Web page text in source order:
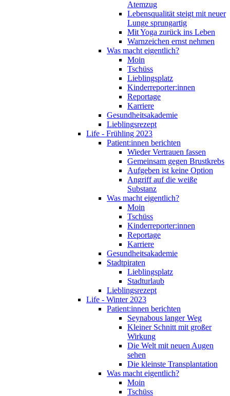
Atemzug
Lebensqualität steigt mit neuer
Lunge sprungartig
Mit Yoga zurück ins Leben
Warnzeichen ernst nehmen
Was macht eigentlich?
Moin
Tschüss
Lieblingsplatz
Kinderreporter:innen
Reportage
Karriere
Gesundheitsakademie
Lieblingsrezept
Life - Frühling 2023
Patient:innen berichten
Wieder Vertrauen fassen
Gemeinsam gegen Brustkrebs
Aufgeben ist keine Option
Angriff auf die weiße
Substanz
Was macht eigentlich?
Moin
Tschüss
Kinderreporter:innen
Reportage
Karriere
Gesundheitsakademie
Stadtpiraten
Lieblingsplatz
Stadturlaub
Lieblingsrezept
Life - Winter 2023
Patient:innen berichten
Seynabous langer Weg
Kleiner Schnitt mit großer
Wirkung
Die Welt mit neuen Augen
sehen
Die kleinste Transplantation
Was macht eigentlich?
Moin
Tschüss